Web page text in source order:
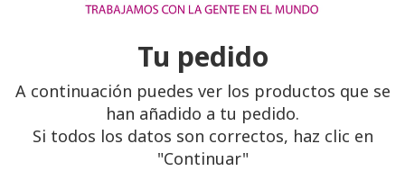
Tu pedido
A continuación puedes ver los productos que se
han añadido a tu pedido.
Si todos los datos son correctos, haz clic en
"Continuar"